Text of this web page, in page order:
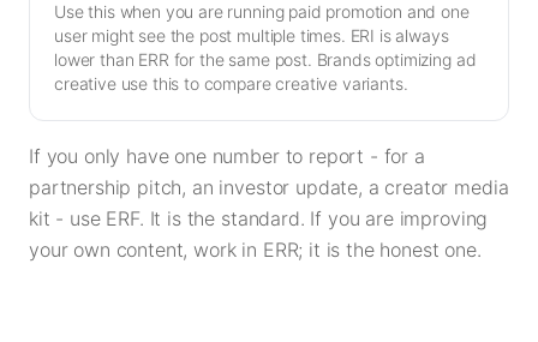
Use this when you are running paid promotion and one
user might see the post multiple times. ERI is always
lower than ERR for the same post. Brands optimizing ad
creative use this to compare creative variants.
If you only have one number to report - for a
partnership pitch, an investor update, a creator media
kit - use ERF. It is the standard. If you are improving
your own content, work in ERR; it is the honest one.